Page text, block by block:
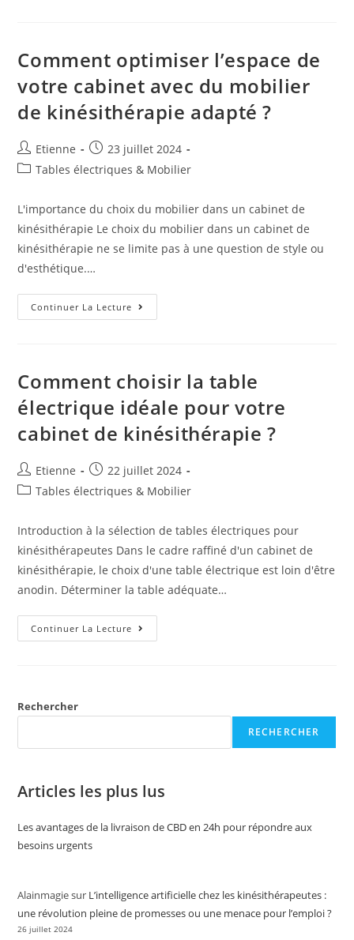
Comment optimiser l’espace de
votre cabinet avec du mobilier
de kinésithérapie adapté ?
Etienne
23 juillet 2024
Tables électriques & Mobilier
L'importance du choix du mobilier dans un cabinet de
kinésithérapie Le choix du mobilier dans un cabinet de
kinésithérapie ne se limite pas à une question de style ou
d'esthétique.…
Continuer La Lecture
Comment choisir la table
électrique idéale pour votre
cabinet de kinésithérapie ?
Etienne
22 juillet 2024
Tables électriques & Mobilier
Introduction à la sélection de tables électriques pour
kinésithérapeutes Dans le cadre raffiné d'un cabinet de
kinésithérapie, le choix d'une table électrique est loin d'être
anodin. Déterminer la table adéquate…
Continuer La Lecture
Rechercher
RECHERCHER
Articles les plus lus
Les avantages de la livraison de CBD en 24h pour répondre aux
besoins urgents
Alainmagiesur L’intelligence artificielle chez les kinésithérapeutes :
une révolution pleine de promesses ou une menace pour l’emploi ?
26 juillet 2024